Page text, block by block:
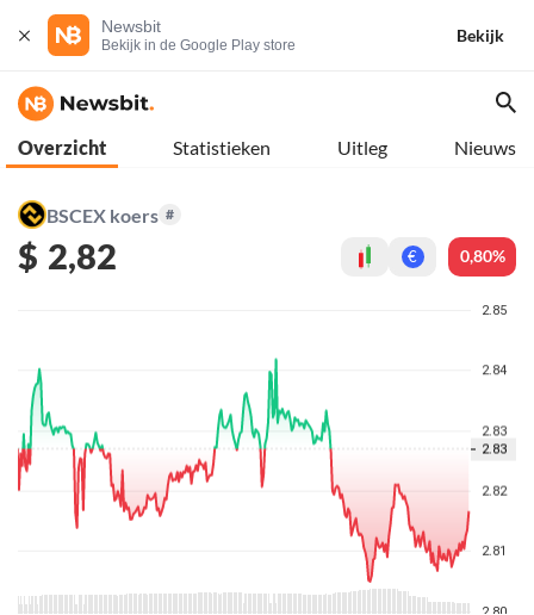
Newsbit
Bekijk in de Google Play store
Bekijk
Overzicht Statistieken Uitleg Nieuws
BSCEX koers #
$ 2,82 € 0,80%